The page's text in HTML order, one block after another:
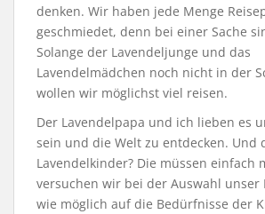
denken. Wir haben jede Menge
geschmiedet, denn bei einer Sache
Solange der Lavendeljunge und das
Lavendelmädchen noch nicht in der
wollen wir möglichst viel reisen.
Der Lavendelpapa und ich lieben es
sein und die Welt zu entdecken. Und
Lavendelkinder? Die müssen einfach
versuchen wir bei der Auswahl unser
wie möglich auf die Bedürfnisse der